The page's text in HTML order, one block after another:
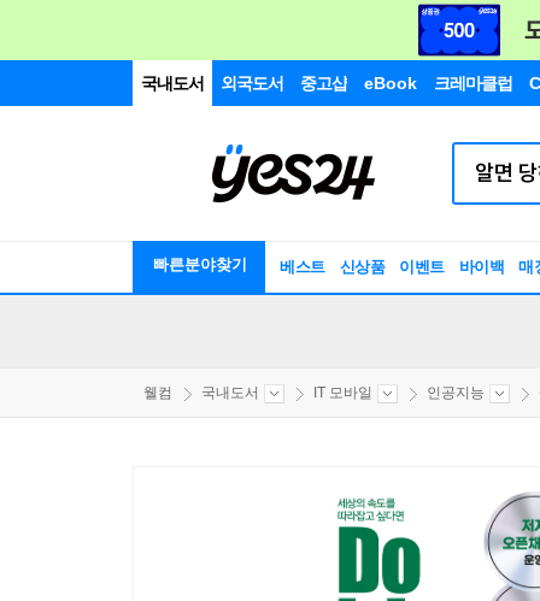
국내도서 외국도서 중고샵 eBook 크레마클럽
빠른분야찾기 베스트 신상품 이벤트 바이백 매
웰컴 국내도서 IT 모바일 인공지능